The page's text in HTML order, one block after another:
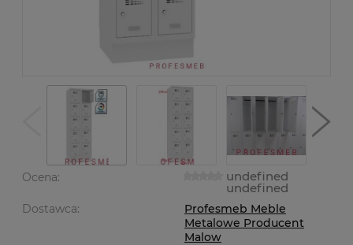
Ocena: undefined
undefined
Dostawca:
Profesmeb Meble
Metalowe Producent
Malow